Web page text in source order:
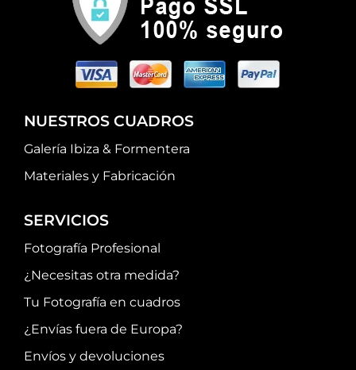
NUESTROS CUADROS
Galería Ibiza & Formentera
Materiales y Fabricación
SERVICIOS
Fotografía Profesional
¿Necesitas otra medida?
Tu Fotografía en cuadros
¿Envías fuera de Europa?
Envíos y devoluciones